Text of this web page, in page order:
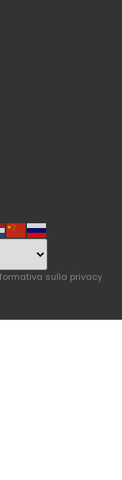
sulla privacy